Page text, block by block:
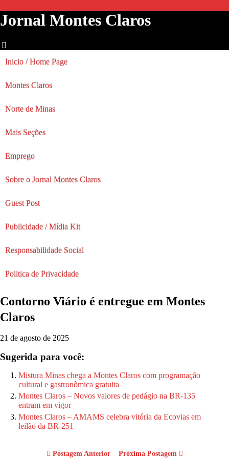
Jornal Montes Claros
Inicio / Home Page
Montes Claros
Norte de Minas
Mais Seções
Emprego
Sobre o Jornal Montes Claros
Guest Post
Publicidade / Mídia Kit
Responsabilidade Social
Politica de Privacidade
Contorno Viário é entregue em Montes
Claros
21 de agosto de 2025
Sugerida para você:
Mistura Minas chega a Montes Claros com programação
cultural e gastronômica gratuita
Montes Claros – Novos valores de pedágio na BR-135
entram em vigor
Montes Claros – AMAMS celebra vitória da Ecovias em
leilão da BR-251
Postagem Anterior Próxima Postagem